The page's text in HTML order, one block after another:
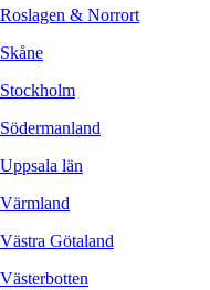
Roslagen & Norrort
Skåne
Stockholm
Södermanland
Uppsala län
Värmland
Västra Götaland
Västerbotten